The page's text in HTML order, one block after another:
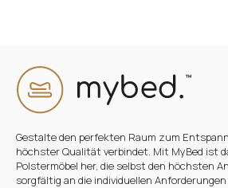
Sie haben noch kein Konto?
Konto erstellen
Gestalte den perfekten Raum zum
höchster Qualität verbindet. Mit MyBed ist
Polstermöbel her, die selbst den höchsten
sorgfältig an die individuellen